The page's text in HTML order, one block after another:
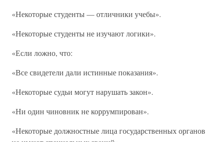
«Некоторые студенты — отличники учебы».
«Некоторые студенты не изучают логики».
«Если ложно, что:
«Все свидетели дали истинные показания».
«Некоторые судьи могут нарушать закон».
«Ни один чиновник не коррумпирован».
«Некоторые должностные лица государственных органов